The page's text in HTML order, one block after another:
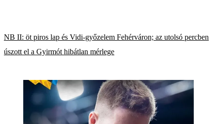
NB II: öt piros lap és Vidi-győzelem Fehérváron; az utolsó percben
úszott el a Gyirmót hibátlan mérlege